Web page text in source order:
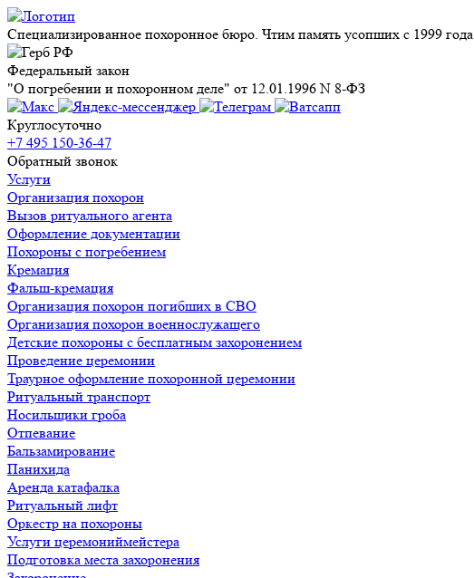
Специализированное похоронное бюро. Чтим память усопших с 1999 года
Федеральный закон
"О погребении и похоронном деле" от 12.01.1996 N 8-ФЗ
Круглосуточно
+7 495 150-36-47
Обратный звонок
Услуги
Организация похорон
Вызов ритуального агента
Оформление документации
Похороны с погребением
Кремация
Фальш-кремация
Организация похорон погибших в СВО
Организация похорон военнослужащего
Детские похороны с бесплатным захоронением
Проведение церемонии
Траурное оформление похоронной церемонии
Ритуальный транспорт
Носильщики гроба
Отпевание
Бальзамирование
Панихида
Аренда катафалка
Ритуальный лифт
Оркестр на похороны
Услуги церемониймейстера
Подготовка места захоронения